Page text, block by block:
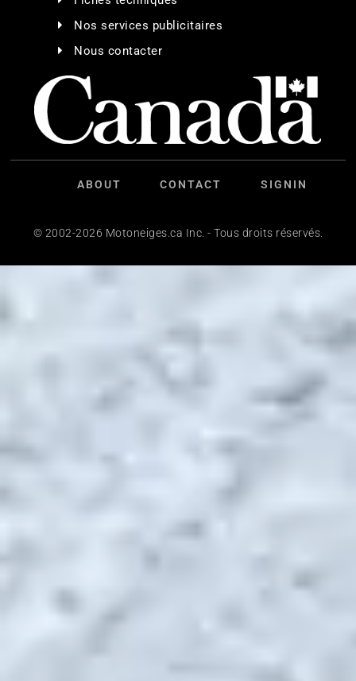
Nos services publicitaires
Nous contacter
ABOUT CONTACT SIGNIN
© 2002-2026 Motoneiges.ca Inc. - Tous droits réservés.